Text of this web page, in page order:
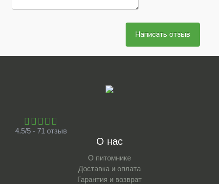
Написать отзыв
4.5/5 - 71 отзыв
О нас
О питомнике
Доставка и оплата
Гарантия и возврат